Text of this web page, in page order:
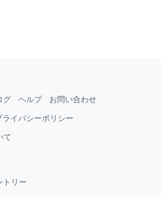
グ ヘルプ お問い合わせ
ライバシーポリシー
て
トリー